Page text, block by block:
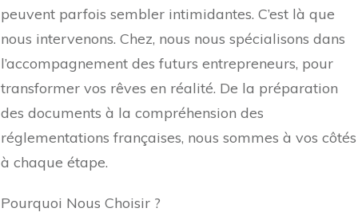
peuvent parfois sembler intimidantes. C’est là que
nous intervenons. Chez, nous nous spécialisons dans
l’accompagnement des futurs entrepreneurs, pour
transformer vos rêves en réalité. De la préparation
des documents à la compréhension des
réglementations françaises, nous sommes à vos côtés
à chaque étape.
Pourquoi Nous Choisir ?